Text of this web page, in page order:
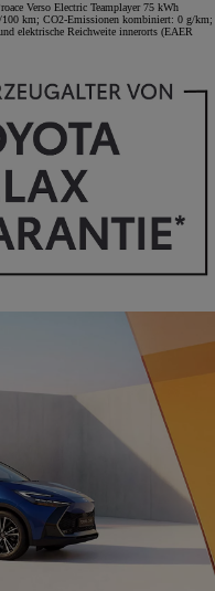
Verso Electric Teamplayer 75 kWh
km; CO2-Emissionen kombiniert: 0 g/km;
elektrische Reichweite innerorts (EAER